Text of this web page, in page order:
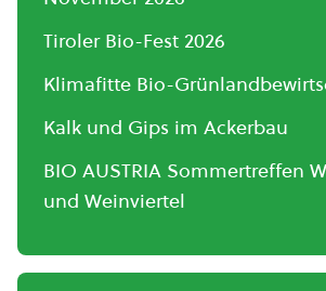
Tiroler Bio-Fest 2026
Klimafitte Bio-
Kalk und Gips im Ackerbau
BIO AUSTRIA Sommertreffen
und Weinviertel